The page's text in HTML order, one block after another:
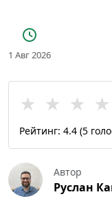
1 Авг 2026
★ ★ ★ ★
Рейтинг: 4.4 (5
Автор
Руслан